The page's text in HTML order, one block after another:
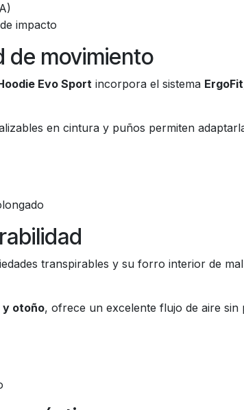
impacto
de movimiento
Evo Sport incorpora el sistema ErgoFit
en cintura y puños permiten
transpirables y su forro interior de
y otoño, ofrece un excelente flujo de aire